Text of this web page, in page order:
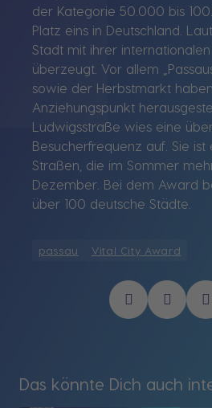
der Kategorie 50.000 bis
Platz eins in Deutschland.
Stadt mit ihrer
überzeugt. Vor allem
sowie der Herbstmarkt
Anziehungspunkt
Ludwigsstraße wies eine
Besucherfrequenz auf. Sie
Straßen, die im Sommer
Dezember. Bei dem Award
über 100 deutsche Städte.
passau Vital City Award
Das könnte Dich auch